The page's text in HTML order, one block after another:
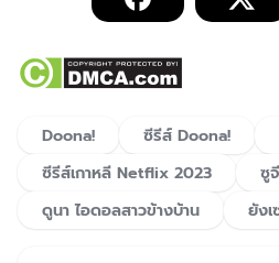
Doona! ซีรีส์ Doona!
ซีรีส์เกาหลี Netflix 2023
ซูจี
ดูนา ไอดอลสาวข้างบ้าน
ยัง